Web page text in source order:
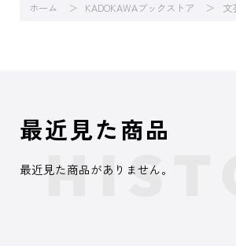
ホーム KADOKAWAブックストア 文
最近見た商品
最近見た商品がありません。